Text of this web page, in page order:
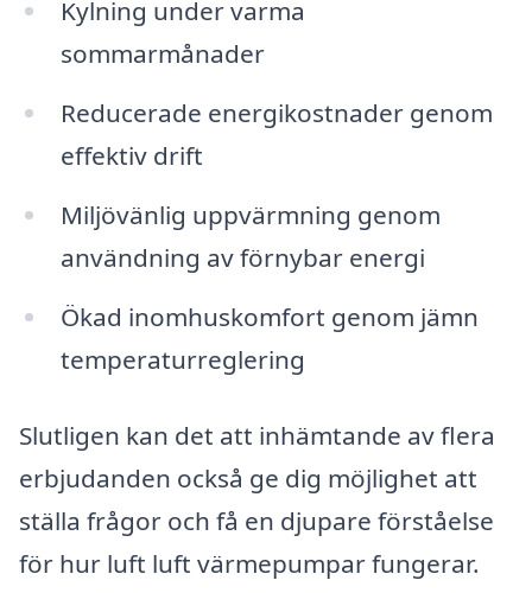
Kylning under varma
sommarmånader
Reducerade energikostnader genom
effektiv drift
Miljövänlig uppvärmning genom
användning av förnybar energi
Ökad inomhuskomfort genom jämn
temperaturreglering
Slutligen kan det att inhämtande av flera
erbjudanden också ge dig möjlighet att
ställa frågor och få en djupare förståelse
för hur luft luft värmepumpar fungerar.